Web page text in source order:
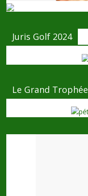
Juris Golf 2024
Le Grand Trophée